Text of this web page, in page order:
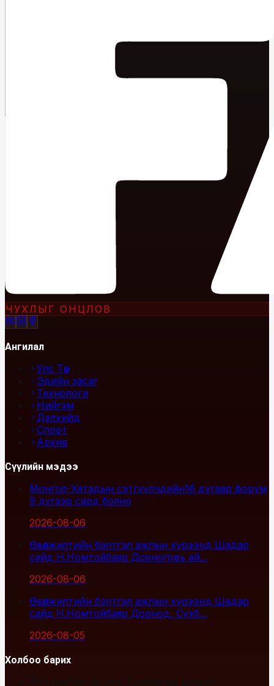
ЧУХЛЫГ ОНЦЛОВ
Ангилал
Улс Төр
Эдийн засаг
Технологи
Нийгэм
Дэлхийд
Спорт
Архив
Сүүлийн мэдээ
Монгол-Хятадын сэтгүүлчдийн16 дугаар форум
9 дүгээр сард болно
2026-08-06
Өвөлжилтийн бэлтгэл ажлын хүрээнд Шадар
сайд Н.Номтойбаяр Дорноговь ай...
2026-08-06
Өвөлжилтийн бэлтгэл ажлын хүрээнд Шадар
сайд Н.Номтойбаяр Дорнод, Сүхб...
2026-08-05
Холбоо барих